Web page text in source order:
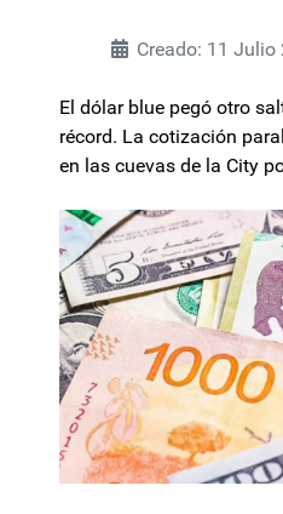
Creado: 11 Julio
El dólar blue pegó otro
récord. La cotización
en las cuevas de la City